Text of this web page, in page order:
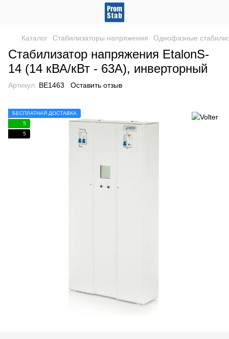
Каталог Стабилизаторы напряжения Однофазные
Стабилизатор напряжения EtalonS-
14 (14 кВА/кВт - 63А), инверторный
Артикул: ВЕ1463 Оставить отзыв
БЕСПЛАТНАЯ ДОСТАВКА
5
5